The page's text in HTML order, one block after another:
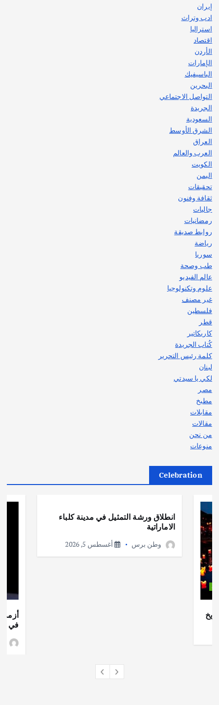
إيران
ادب وتراث
استراليا
اقتصاد
الأردن
الإمارات
الباسيفيك
البحرين
التواصل الاجتماعي
الجريدة
السعودية
الشرق الأوسط
العراق
العرب والعالم
الكويت
اليمن
تحقيقات
ثقافة وفنون
جاليات
رمضانيات
روابط صديقة
رياضة
سوريا
طب وصحة
عالم الفيديو
علوم وتكنولوجيا
غير مصنف
فلسطين
قطر
كاريكاتير
كُتاب الجريدة
كلمة رئيس التحرير
لبنان
لكي يا سيدتي
مصر
مطبخ
مقابلات
مقالات
من نحن
منوعات
Celebration
انطلاق ورشة التمثيل في مدينة كلباء
الاماراتية
وطن برس أغسطس 5, 2026
أزمة
في